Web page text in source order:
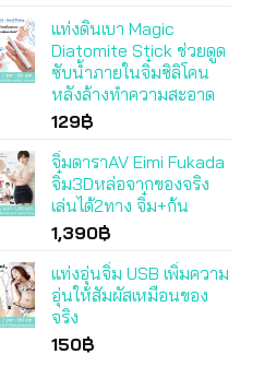
แท่งดินเบา Magic
Diatomite Stick ช่วยดูด
ซับน้ำภายในจิ๋มซิลิโคน
หลังล้างทำความสะอาด
129฿
จิ๋มดาราAV Eimi Fukada
จิ๋ม3Dหล่อจากของจริง
เล่นได้2ทาง จิ๋ม+ก้น
1,390฿
แท่งอุ่นจิ๋ม USB เพิ่มความ
อุ่นให้สัมผัสเหมือนของ
จริง
150฿